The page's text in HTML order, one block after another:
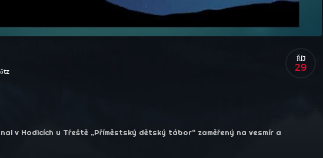
ŘÍJ
29
v Hodicích u Třeště „Příměstský dětský tábor“ zaměřený na vesmír a